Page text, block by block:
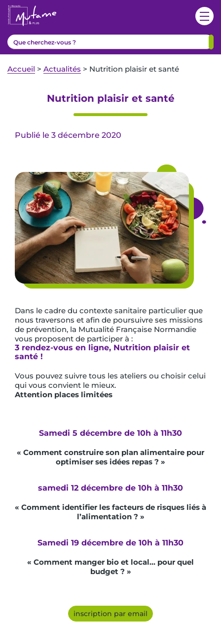
Accueil > Actualités > Nutrition plaisir et santé
Nutrition plaisir et santé
Publié le 3 décembre 2020
Dans le cadre du contexte sanitaire particulier que
nous traversons et afin de poursuivre ses missions
de prévention, la Mutualité Française Normandie
vous proposent de participer à :
3 rendez-vous en ligne, Nutrition plaisir et
santé !
Vous pouvez suivre tous les ateliers ou choisir celui
qui vous convient le mieux.
Attention places limitées
Samedi 5 décembre de 10h à 11h30
« Comment construire son plan alimentaire pour
optimiser ses idées repas ? »
samedi 12 décembre de 10h à 11h30
« Comment identifier les facteurs de risques liés à
l’alimentation ? »
Samedi 19 décembre de 10h à 11h30
« Comment manger bio et local… pour quel
budget ? »
inscription par email